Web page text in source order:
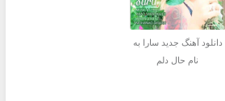
دانلود آهنگ جدید سارا به
نام حال دلم